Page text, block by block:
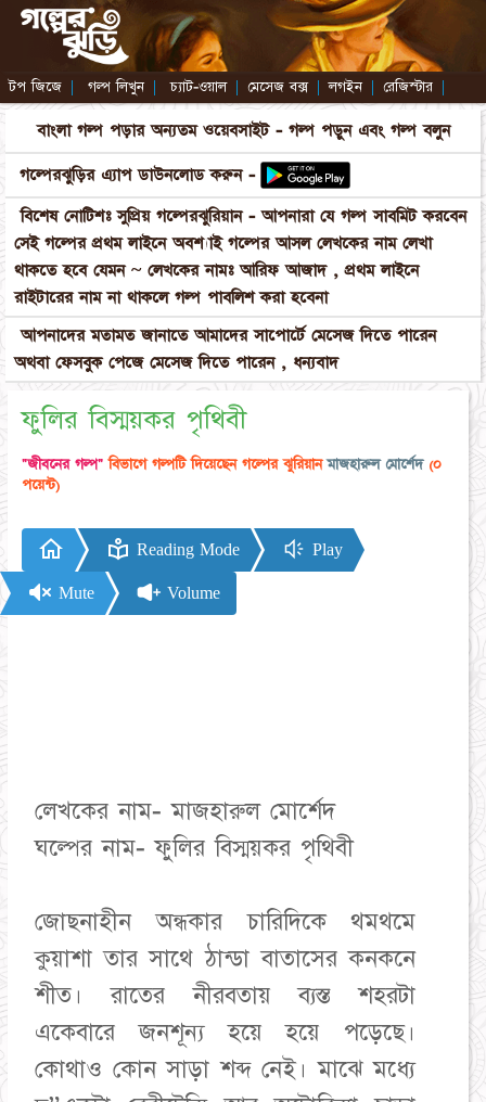
টপ জিজে | গল্প লিখুন | চ্যাট-ওয়াল | মেসেজ বক্স | লগইন | রেজিস্টার |
বাংলা গল্প পড়ার অন্যতম ওয়েবসাইট - গল্প পড়ুন এবং গল্প বলুন
গল্পেরঝুড়ির এ্যাপ ডাউনলোড করুন -
বিশেষ নোটিশঃ সুপ্রিয় গল্পেরঝুরিয়ান - আপনারা যে গল্প সাবমিট করবেন
সেই গল্পের প্রথম লাইনে অবশ্যাই গল্পের আসল লেখকের নাম লেখা
থাকতে হবে যেমন ~ লেখকের নামঃ আরিফ আজাদ , প্রথম লাইনে
রাইটারের নাম না থাকলে গল্প পাবলিশ করা হবেনা
আপনাদের মতামত জানাতে আমাদের সাপোর্টে মেসেজ দিতে পারেন
অথবা ফেসবুক পেজে মেসেজ দিতে পারেন , ধন্যবাদ
ফুলির বিস্ময়কর পৃথিবী
"জীবনের গল্প" বিভাগে গল্পটি দিয়েছেন গল্পের ঝুরিয়ানমাজহারুল মোর্শেদ(০
পয়েন্ট)
Reading Mode Play
Mute Volume
লেখকের নাম- মাজহারুল মোর্শেদ
ঘল্পের নাম- ফুলির বিস্ময়কর পৃথিবী
জোছনাহীন অন্ধকার চারিদিকে থমথমে
কুয়াশা তার সাথে ঠান্ডা বাতাসের কনকনে
শীত। রাতের নীরবতায় ব্যস্ত শহরটা
একেবারে জনশূন্য হয়ে হয়ে পড়েছে।
কোথাও কোন সাড়া শব্দ নেই। মাঝে মধ্যে